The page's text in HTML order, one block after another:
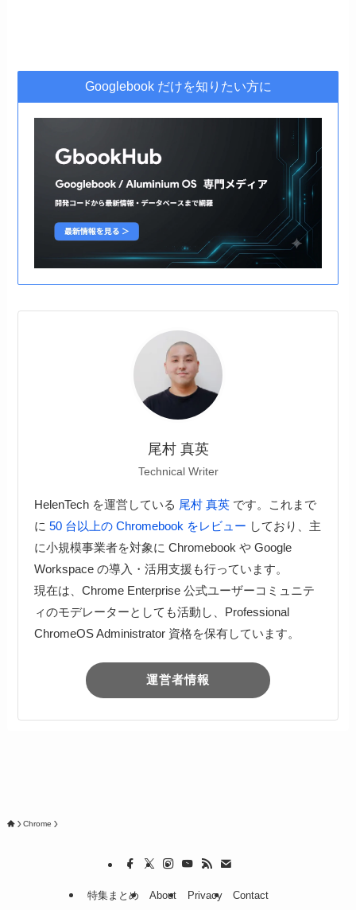
Googlebook だけを知りたい方に
尾村 真英
Technical Writer
HelenTech を運営している 尾村 真英です。これまで
に 50 台以上の Chromebook をレビュー しており、主
に小規模事業者を対象に Chromebook や Google
Workspace の導入・活用支援も行っています。
現在は、Chrome Enterprise 公式ユーザーコミュニテ
ィのモデレーターとしても活動し、Professional
ChromeOS Administrator 資格を保有しています。
運営者情報
Chrome
特集まとめ About Privacy Contact